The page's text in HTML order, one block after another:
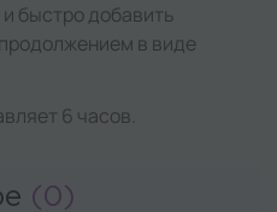
быстро добавить
в виде
6 часов.
(0)